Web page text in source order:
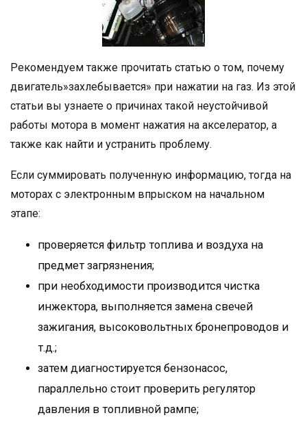
Рекомендуем также прочитать статью о том, почему
двигатель»захлебывается» при нажатии на газ. Из этой
статьи вы узнаете о причинах такой неустойчивой
работы мотора в момент нажатия на акселератор, а
также как найти и устранить проблему.
Если суммировать полученную информацию, тогда на
моторах с электронным впрыском на начальном
этапе:
проверяется фильтр топлива и воздуха на
предмет загрязнения;
при необходимости производится чистка
инжектора, выполняется замена свечей
зажигания, высоковольтных бронепроводов и
т.д.;
затем диагностируется бензонасос,
параллельно стоит проверить регулятор
давления в топливной рампе;